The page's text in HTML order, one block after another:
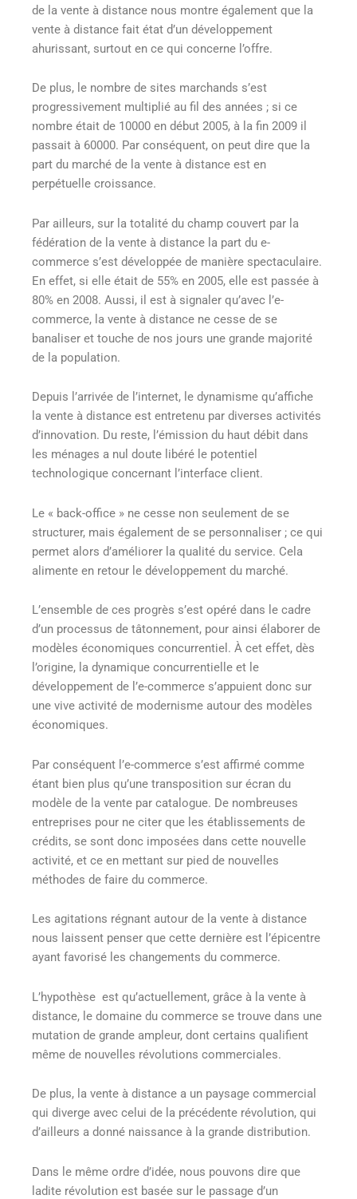
de la vente à distance nous montre également que la
vente à distance fait état d’un développement
ahurissant, surtout en ce qui concerne l’offre.
De plus, le nombre de sites marchands s’est
progressivement multiplié au fil des années ; si ce
nombre était de 10000 en début 2005, à la fin 2009 il
passait à 60000. Par conséquent, on peut dire que la
part du marché de la vente à distance est en
perpétuelle croissance.
Par ailleurs, sur la totalité du champ couvert par la
fédération de la vente à distance la part du e-
commerce s’est développée de manière spectaculaire.
En effet, si elle était de 55% en 2005, elle est passée à
80% en 2008. Aussi, il est à signaler qu’avec l’e-
commerce, la vente à distance ne cesse de se
banaliser et touche de nos jours une grande majorité
de la population.
Depuis l’arrivée de l’internet, le dynamisme qu’affiche
la vente à distance est entretenu par diverses activités
d’innovation. Du reste, l’émission du haut débit dans
les ménages a nul doute libéré le potentiel
technologique concernant l’interface client.
Le « back-office » ne cesse non seulement de se
structurer, mais également de se personnaliser ; ce qui
permet alors d’améliorer la qualité du service. Cela
alimente en retour le développement du marché.
L’ensemble de ces progrès s’est opéré dans le cadre
d’un processus de tâtonnement, pour ainsi élaborer de
modèles économiques concurrentiel. À cet effet, dès
l’origine, la dynamique concurrentielle et le
développement de l’e-commerce s’appuient donc sur
une vive activité de modernisme autour des modèles
économiques.
Par conséquent l’e-commerce s’est affirmé comme
étant bien plus qu’une transposition sur écran du
modèle de la vente par catalogue. De nombreuses
entreprises pour ne citer que les établissements de
crédits, se sont donc imposées dans cette nouvelle
activité, et ce en mettant sur pied de nouvelles
méthodes de faire du commerce.
Les agitations régnant autour de la vente à distance
nous laissent penser que cette dernière est l’épicentre
ayant favorisé les changements du commerce.
L’hypothèse est qu’actuellement, grâce à la vente à
distance, le domaine du commerce se trouve dans une
mutation de grande ampleur, dont certains qualifient
même de nouvelles révolutions commerciales.
De plus, la vente à distance a un paysage commercial
qui diverge avec celui de la précédente révolution, qui
d’ailleurs a donné naissance à la grande distribution.
Dans le même ordre d’idée, nous pouvons dire que
ladite révolution est basée sur le passage d’un